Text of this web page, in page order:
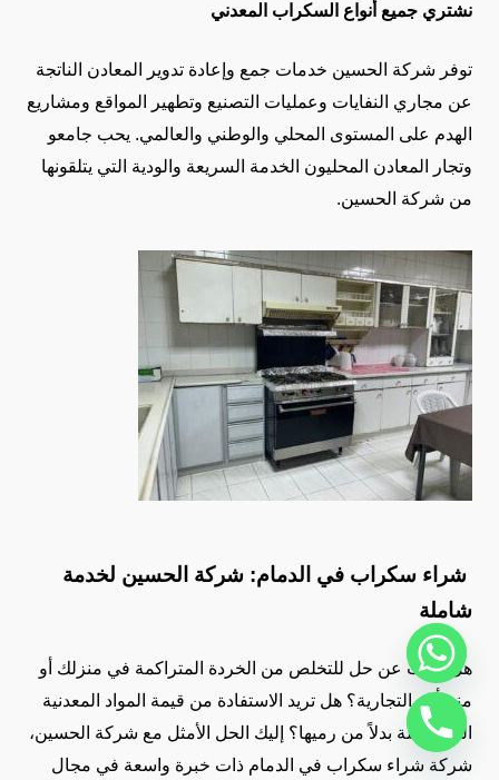
نشتري جميع أنواع السكراب المعدني
توفر شركة الحسين خدمات جمع وإعادة تدوير المعادن الناتجة
عن مجاري النفايات وعمليات التصنيع وتطهير المواقع ومشاريع
الهدم على المستوى المحلي والوطني والعالمي. يحب جامعو
وتجار المعادن المحليون الخدمة السريعة والودية التي يتلقونها
من شركة الحسين.
شراء سكراب في الدمام: شركة الحسين لخدمة
شاملة
هل تبحث عن حل للتخلص من الخردة المتراكمة في منزلك أو
منشأتك التجارية؟ هل تريد الاستفادة من قيمة المواد المعدنية
المستعملة بدلاً من رميها؟ إليك الحل الأمثل مع شركة الحسين،
شركة شراء سكراب في الدمام ذات خبرة واسعة في مجال